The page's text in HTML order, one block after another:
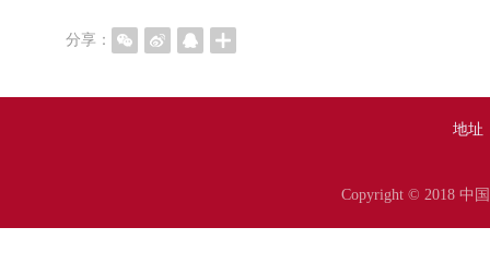
分享：
地址
Copyright © 2018 中